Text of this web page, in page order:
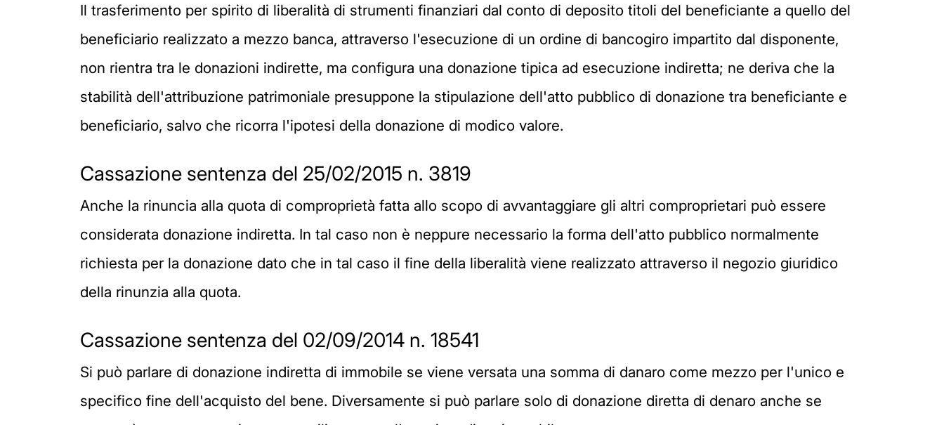
Il trasferimento per spirito di liberalità di strumenti finanziari dal conto di deposito titoli del beneficiante a quello del
beneficiario realizzato a mezzo banca, attraverso l'esecuzione di un ordine di bancogiro impartito dal disponente,
non rientra tra le donazioni indirette, ma configura una donazione tipica ad esecuzione indiretta; ne deriva che la
stabilità dell'attribuzione patrimoniale presuppone la stipulazione dell'atto pubblico di donazione tra beneficiante e
beneficiario, salvo che ricorra l'ipotesi della donazione di modico valore.
Cassazione sentenza del 25/02/2015 n. 3819
Anche la rinuncia alla quota di comproprietà fatta allo scopo di avvantaggiare gli altri comproprietari può essere
considerata donazione indiretta. In tal caso non è neppure necessario la forma dell'atto pubblico normalmente
richiesta per la donazione dato che in tal caso il fine della liberalità viene realizzato attraverso il negozio giuridico
della rinunzia alla quota.
Cassazione sentenza del 02/09/2014 n. 18541
Si può parlare di donazione indiretta di immobile se viene versata una somma di danaro come mezzo per l'unico e
specifico fine dell'acquisto del bene. Diversamente si può parlare solo di donazione diretta di denaro anche se